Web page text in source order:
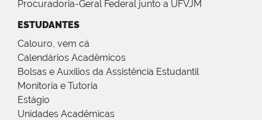
Procuradoria-Geral Federal junto a UFVJM
ESTUDANTES
Calouro, vem cá
Calendários Acadêmicos
Bolsas e Auxílios da Assistência Estudantil
Monitoria e Tutoria
Estágio
Unidades Acadêmicas